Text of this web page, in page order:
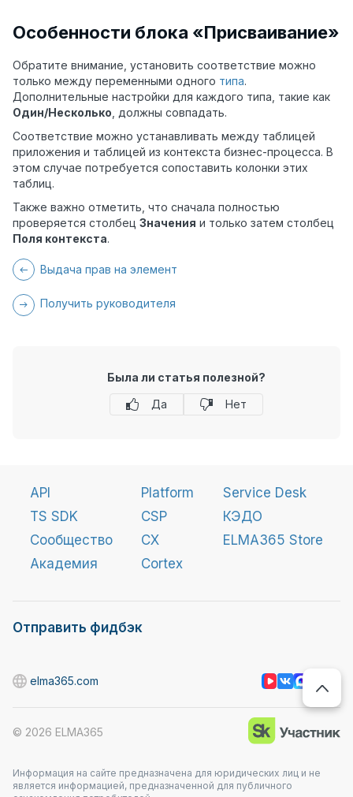
Особенности блока «Присваивание»
Обратите внимание, установить соответствие можно
только между переменными одного типа.
Дополнительные настройки для каждого типа, такие как
Один/Несколько , должны совпадать.
Соответствие можно устанавливать между таблицей
приложения и таблицей из контекста бизнес-процесса. В
этом случае потребуется сопоставить колонки этих
таблиц.
Также важно отметить, что сначала полностью
проверяется столбец Значения и только затем столбец
Поля контекста.
Выдача прав на элемент
Получить руководителя
Была ли статья полезной?
Да
Нет
API
TS SDK
Сообщество
Академия
Platform
CSP
CX
Cortex
Service Desk
КЭДО
ELMA365 Store
Отправить фидбэк
Информация на сайте предназначена для юридических лиц и не
является информацией, предназначенной для публичного
© 2026 ELMA365
elma365.com